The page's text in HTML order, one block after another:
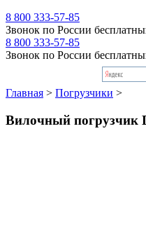
8 800 333-57-85
Звонок по России
8 800 333-57-85
Звонок по России
Главная > Погрузчики >
Вилочный погрузчик